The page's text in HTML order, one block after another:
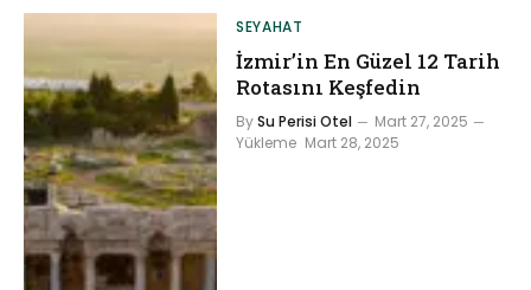
SEYAHAT
İzmir’in En Güzel 12 Tarih
Rotasını Keşfedin
BySu Perisi Otel
Mart 27, 2025
Yükleme Mart 28, 2025